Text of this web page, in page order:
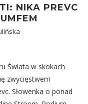
NIKA PREVC
Świata w skokach
zwycięstwem
Słowenka o ponad